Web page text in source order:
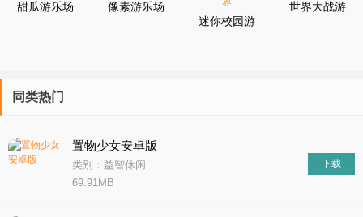
甜瓜游乐场
像素游乐场
迷你校园游
世界大战游
同类热门
置物少女安卓版
类别：益智休闲
69.91MB
下载